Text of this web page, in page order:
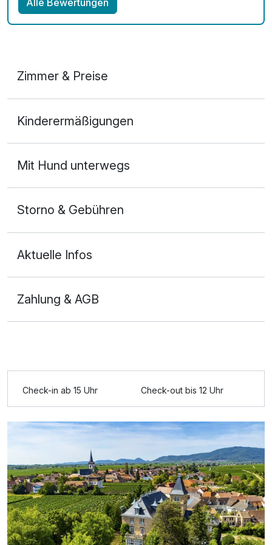
Zimmer & Preise
2 Erwachsene und 1 Kind
Ausstattung
Für 3 Tage p.P. ab284,00 €
Doppelzimmer Deluxe
2 Erwachsene und 1 Kind
Kinderermäßigungen
Mit Hund unterwegs
Storno & Gebühren
Aktuelle Infos
Zahlung & AGB
Check-in ab 15 Uhr Check-out bis 12 Uhr